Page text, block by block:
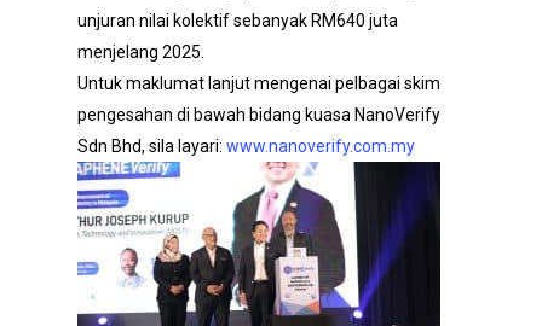
unjuran nilai kolektif sebanyak RM640 juta
menjelang 2025.
Untuk maklumat lanjut mengenai pelbagai skim
pengesahan di bawah bidang kuasa NanoVerify
Sdn Bhd, sila layari: www.nanoverify.com.my